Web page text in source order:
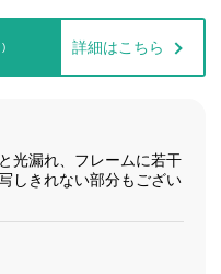
) 詳細はこちら
光漏れ、フレームに若干
しきれない部分もござい